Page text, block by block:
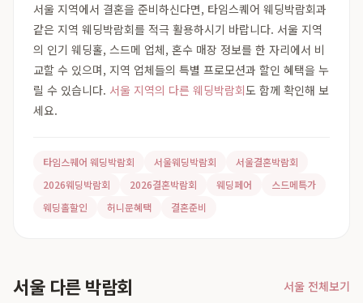
서울 지역에서 결혼을 준비하신다면, 타임스퀘어 웨딩박람회과
같은 지역 웨딩박람회를 적극 활용하시기 바랍니다. 서울 지역
의 인기 웨딩홀, 스드메 업체, 혼수 매장 정보를 한 자리에서 비
교할 수 있으며, 지역 업체들의 특별 프로모션과 할인 혜택을 누
릴 수 있습니다. 서울 지역의 다른 웨딩박람회도 함께 확인해 보
세요.
타임스퀘어 웨딩박람회 서울웨딩박람회
서울결혼박람회
2026웨딩박람회
2026결혼박람회 웨딩페어
스드메특가
웨딩홀할인
허니문혜택 결혼준비
서울 다른 박람회 서울 전체보기